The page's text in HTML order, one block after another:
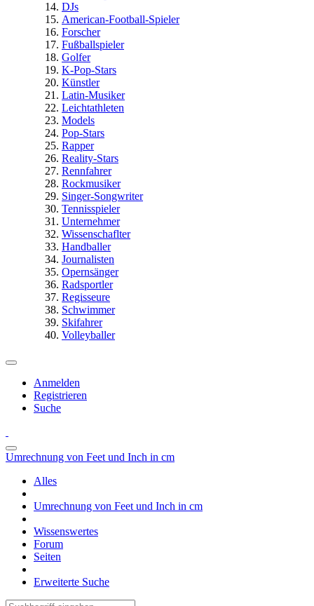
DJs
American-Football-Spieler
Forscher
Fußballspieler
Golfer
K-Pop-Stars
Künstler
Latin-Musiker
Leichtathleten
Models
Pop-Stars
Rapper
Reality-Stars
Rennfahrer
Rockmusiker
Singer-Songwriter
Tennisspieler
Unternehmer
Wissenschaflter
Handballer
Journalisten
Opernsänger
Radsportler
Regisseure
Schwimmer
Skifahrer
Volleyballer
Anmelden
Registrieren
Suche
Umrechnung von Feet und Inch in cm
Alles
Umrechnung von Feet und Inch in cm
Wissenswertes
Forum
Seiten
Erweiterte Suche